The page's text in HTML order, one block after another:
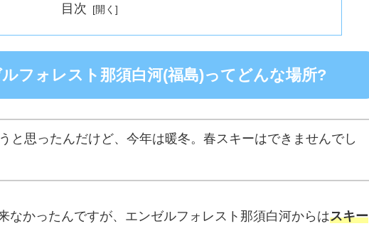
目次
フォレスト那須白河(福島)ってどんな場所?
と思ったんだけど、今年は暖冬。春スキーはできませんでし
なかったんですが、エンゼルフォレスト那須白河からはスキー